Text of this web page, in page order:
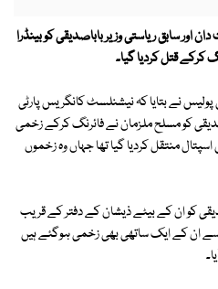
سابق ریاستی وزیر باباصدیقی کو بینڈرا
کرکے قتل کردیا گیا۔
نے بتایا کہ نیشنلسٹ کانگریس پارٹی
کو مسلح ملزمان نے فائرنگ کرکے زخمی
منتقل کردیا گیا تھا جہاں وہ زخموں
کو ان کے بیٹے ذیشان کے دفتر کے قریب
لگیں، جس سے ان کے ایک ساتھی بھی زخمی ہوگئے ہیں